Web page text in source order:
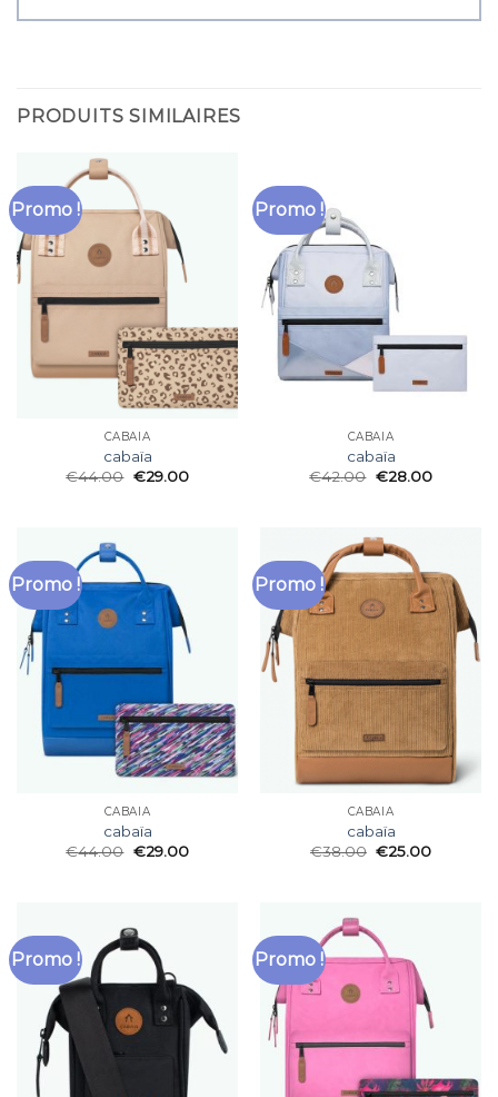
PRODUITS SIMILAIRES
Promo !
CABAÏA
cabaïa
€44.00 €29.00
Promo !
CABAÏA
cabaïa
€42.00 €28.00
Promo !
CABAÏA
cabaïa
€44.00 €29.00
Promo !
CABAÏA
cabaïa
€38.00 €25.00
Promo ! Promo !